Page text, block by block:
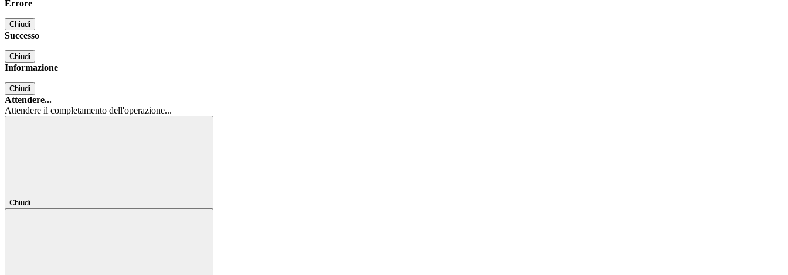
Errore
Chiudi
Successo
Chiudi
Informazione
Chiudi
Attendere...
Attendere il completamento dell'operazione...
Chiudi